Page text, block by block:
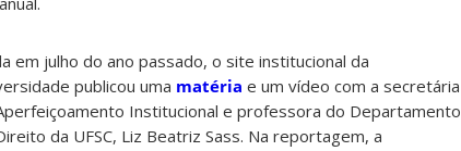
em julho do ano passado, o site institucional da
publicou uma matéria e um vídeo com a secretária
Institucional e professora do Departamento
da UFSC, Liz Beatriz Sass. Na reportagem, a